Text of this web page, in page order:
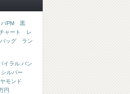
バPM 黒
ャート レ
ッグ ラン
ラル バン
ルバー
モンド
円